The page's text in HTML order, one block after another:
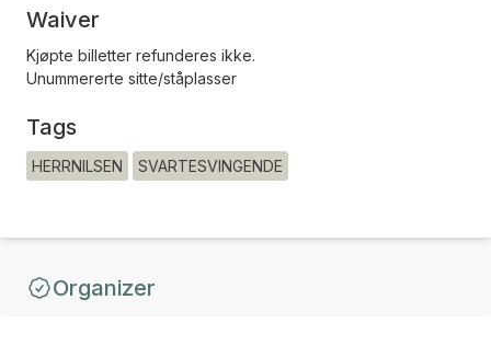
Waiver
Kjøpte billetter refunderes ikke.
Unummererte sitte/ståplasser
Tags
HERRNILSEN SVARTESVINGENDE
Organizer